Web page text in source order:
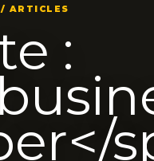
ARTICLES
: